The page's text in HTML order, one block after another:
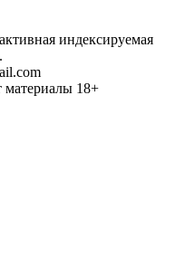
индексируемая
материалы 18+